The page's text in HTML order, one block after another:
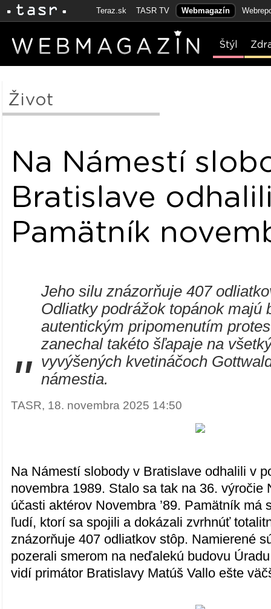
Teraz.sk TASR TV Webmagazín
Štýl
Život
Na Námestí
Bratislave
Pamätník
"
Jeho silu znázorňuje 407
Odliatky podrážok topánok majú
autentickým pripomenutím
zanechal takéto šľapaje na
vyvýšených kvetináčoch
námestia.
TASR, 18. novembra 2025 14:50
Na Námestí slobody v Bratislave odhalili v
novembra 1989. Stalo sa tak na 36. výročie
účasti aktérov Novembra ’89. Pamätník má
ľudí, ktorí sa spojili a dokázali zvrhnúť
znázorňuje 407 odliatkov stôp. Namierené
pozerali smerom na neďalekú budovu
vidí primátor Bratislavy Matúš Vallo ešte